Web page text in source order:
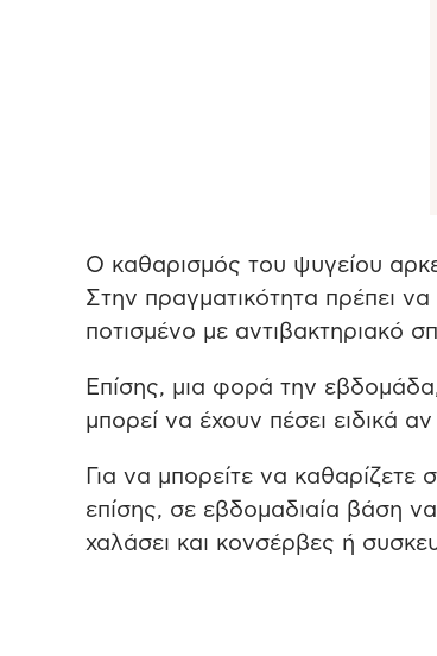
Ο καθαρισμός του ψυγείου
Στην πραγματικότητα πρέπει
ποτισμένο με αντιβακτηριακό
Επίσης, μια φορά την
μπορεί να έχουν πέσει ειδικά
Για να μπορείτε να
επίσης, σε εβδομαδιαία βάση
χαλάσει και κονσέρβες ή